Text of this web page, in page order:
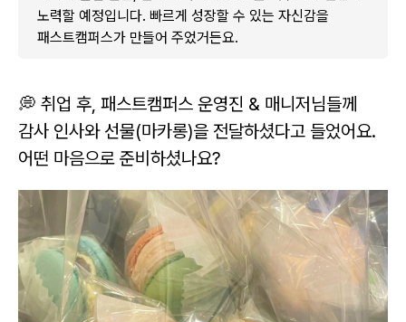
노력할 예정입니다. 빠르게 성장할 수 있는 자신감을
패스트캠퍼스가 만들어 주었거든요.
💭 취업 후, 패스트캠퍼스 운영진 & 매니저님들께
감사 인사와 선물(마카롱)을 전달하셨다고 들었어요.
어떤 마음으로 준비하셨나요?